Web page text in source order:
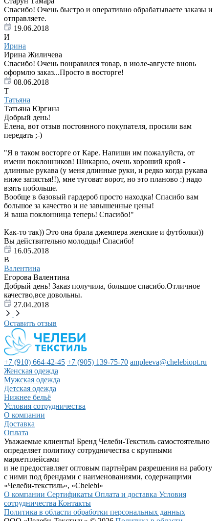
Спасибо! Очень быстро и оперативно обрабатываете заказы и
отправляете.
19.06.2018
И
Ирина
Ирина Жиличева
Спасибо! Очень понравился товар, в июле-августе вновь
оформлю заказ...Просто в восторге!
08.06.2018
Т
Татьяна
Татьяна Юргина
Добрый день!
Елена, вот отзыв постоянного покупателя, просили вам
передать ;-)
"Я в таком восторге от Каре. Напиши им пожалуйста, от
имени поклонников! Шикарно, очень хороший крой -
длинные рукава (у меня длинные руки, и редко когда рукава
ниже запястья!!), мне туговат ворот, но это планово :) надо
взять побольше.
Вообще в базовый гардероб просто находка! Спасибо вам
большое за качество и не завышенные цены!
Я ваша поклонница теперь! Спасибо!"
Как-то так)) Это она брала джемпера женские и футболки))
Вы действительно молодцы! Спасибо!
16.05.2018
В
Валентина
Егорова Валентина
Добрый день! Заказ получила, большое спасибо.Отличное
качество,все довольны.
27.04.2018
Оставить отзыв
+7 (910) 664-42-45 +7 (905) 139-75-70 ampleeva@chelebiopt.ru
Женская одежда
Мужская одежда
Детская одежда
Нижнее бельё
Условия сотрудничества
О компании
Доставка
Оплата
Уважаемые клиенты! Бренд Челеби-Текстиль самостоятельно
определяет политику сотрудничества с крупными
маркетплейсами
и не предоставляет оптовым партнёрам разрешения на работу
с ними под брендами с наименованиями, содержащими
«Челеби-текстиль», «Chelebi»
О компании Сертификаты Оплата и доставка Условия
сотрудничества Контакты
Политика в области обработки персональных данных